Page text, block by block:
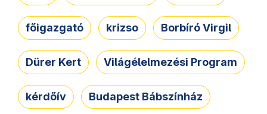
főigazgató krizso Borbíró Virgil
Dürer Kert Világélelmezési Program
kérdőív Budapest Bábszínház